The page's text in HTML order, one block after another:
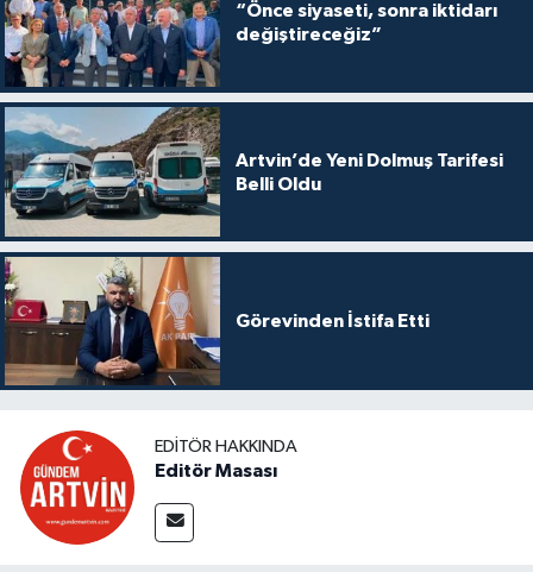
“Önce siyaseti, sonra iktidarı
değiştireceğiz”
Artvin’de Yeni Dolmuş Tarifesi
Belli Oldu
Görevinden İstifa Etti
EDITÖR HAKKINDA
Editör Masası